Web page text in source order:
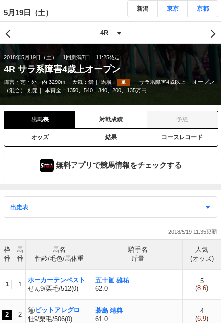
5月19日（土） 新潟 東京 京都
2018年5月19日（土） 1回新潟7日 11:25発走
4R サラ系障害4歳上オープン
障害・芝・外→内 3290m 天気： 曇 馬場： 重 サラ系障害4歳以上
オープン
（混合） 別定
本賞金：1350、540、340、200、135万円
出馬表 対戦成績 予想
オッズ 結果 コースレコード
無料アプリで競馬情報をチェックする
2018/5/19 11:35
枠
番
馬
番
馬名
性齢/毛色/馬体重
騎手名
斤量
人気
(オッズ)
1 1
ホーカーテンペスト
せん9/栗毛/512(0)
五十嵐 雄祐
62.0
5
(8.6)
2 2
ビットアレグロ
牡9/栗毛/506(0)
蓑島 靖典
61.0
4
(6.9)